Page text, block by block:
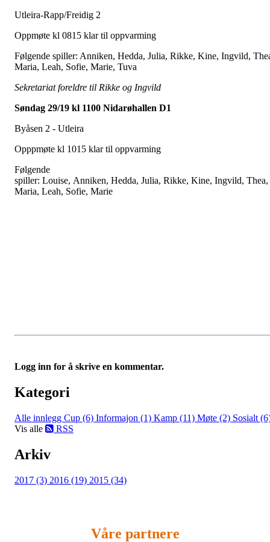
Utleira-Rapp/Freidig 2
Oppmøte kl 0815 klar til oppvarming
Følgende spiller: Anniken, Hedda, Julia, Rikke, Kine, Ingvild,
Maria, Leah, Sofie, Marie, Tuva
Sekretariat foreldre til Rikke og Ingvild
Søndag 29/19 kl 1100 Nidarøhallen D1
Byåsen 2 - Utleira
Opppmøte kl 1015 klar til oppvarming
Følgende
spiller: Louise, Anniken, Hedda, Julia, Rikke, Kine, Ingvild, Thea,
Maria, Leah, Sofie, Marie
Logg inn for å skrive en kommentar.
Kategori
Alle innlegg Cup (6) Informajon (1) Kamp (11) Møte (2) Sosialt
Vis alle
RSS
Arkiv
2017 (3) 2016 (19) 2015 (34)
Våre partnere